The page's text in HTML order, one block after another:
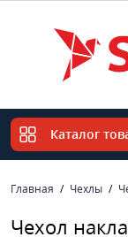
Каталог
Главная Чехлы
Чехол